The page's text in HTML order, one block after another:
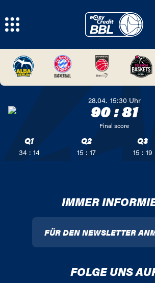
28.04. 15:30 Uhr
90:81
Final score
Q1
34 : 14
Q2
15 : 17
Q3
15 : 19
IMMER
FÜR DEN NEWSLETTER
FOLGE UNS